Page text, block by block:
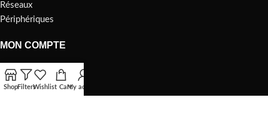
Réseaux
Périphériques
MON COMPTE
ORDINATEURS
Impression
ShopFiltersWishlist CartMy account